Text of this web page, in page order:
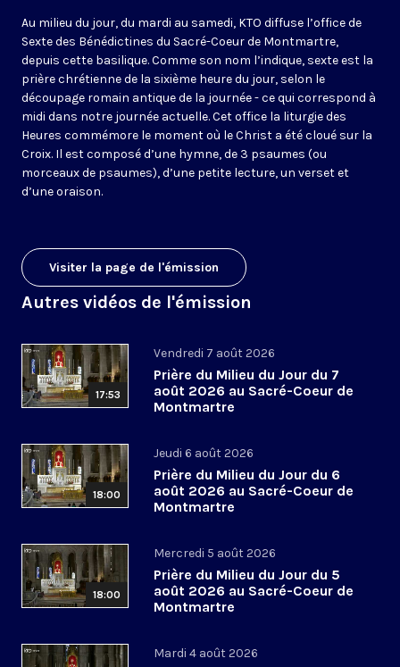
Au milieu du jour, du mardi au samedi, KTO diffuse l’office de
Sexte des Bénédictines du Sacré-Coeur de Montmartre,
depuis cette basilique. Comme son nom l’indique, sexte est la
prière chrétienne de la sixième heure du jour, selon le
découpage romain antique de la journée - ce qui correspond à
midi dans notre journée actuelle. Cet office la liturgie des
Heures commémore le moment où le Christ a été cloué sur la
Croix. Il est composé d’une hymne, de 3 psaumes (ou
morceaux de psaumes), d’une petite lecture, un verset et
d’une oraison.
Visiter la page de l'émission
Autres vidéos de l'émission
17:53
Vendredi 7 août 2026
Prière du Milieu du Jour du 7
août 2026 au Sacré-Coeur de
Montmartre
18:00
Jeudi 6 août 2026
Prière du Milieu du Jour du 6
août 2026 au Sacré-Coeur de
Montmartre
18:00
Mercredi 5 août 2026
Prière du Milieu du Jour du 5
août 2026 au Sacré-Coeur de
Montmartre
Mardi 4 août 2026